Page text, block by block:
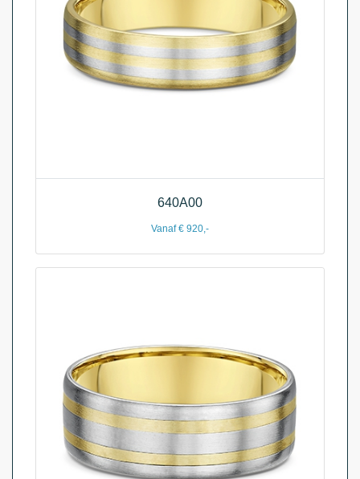
640A00
Vanaf € 920,-